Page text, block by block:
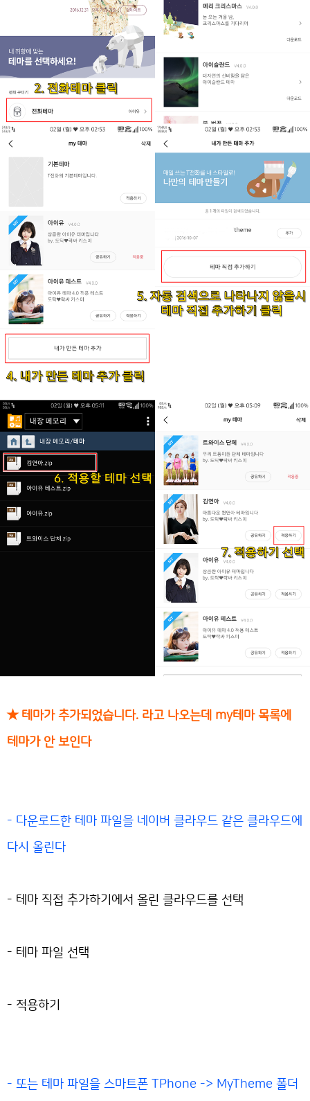
★ 테마가 추가되었습니다. 라고 나오는데 my테마 목록에
테마가 안 보인다
- 다운로드한 테마 파일을 네이버 클라우드 같은 클라우드에
다시 올린다
- 테마 직접 추가하기에서 올린 클라우드를 선택
- 테마 파일 선택
- 적용하기
- 또는 테마 파일을 스마트폰 TPhone -> MyTheme 폴더